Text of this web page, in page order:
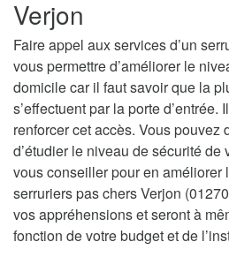
Verjon
Faire appel aux services d’un
vous permettre d’améliorer le
domicile car il faut savoir que la
s’effectuent par la porte d’entrée.
renforcer cet accès. Vous pouvez
d’étudier le niveau de sécurité de
vous conseiller pour en améliorer
serruriers pas chers Verjon
vos appréhensions et seront à
fonction de votre budget et de